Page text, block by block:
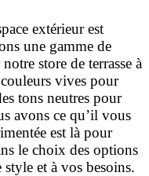
extérieur est
une gamme de
store de terrasse à
vives pour
tons neutres pour
avons ce qu’il vous
est là pour
le choix des options
et à vos besoins.